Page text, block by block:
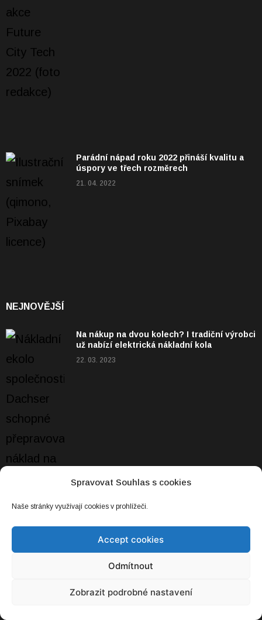
Spravovat Souhlas s cookies
Naše stránky využívají cookies v prohlížeči.
Accept cookies
Odmítnout
Zobrazit podrobné nastavení
Parádní nápad roku 2022 přináší kvalitu a
úspory ve třech rozměrech
21. 04. 2022
NEJNOVĚJŠÍ
Na nákup na dvou kolech? I tradiční výrobci
už nabízí elektrická nákladní kola
22. 03. 2023